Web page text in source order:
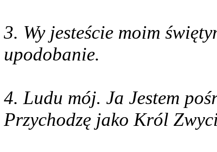
3. Wy jesteście moim
upodobanie.
4. Ludu mój. Ja Jestem
Przychodzę jako Król